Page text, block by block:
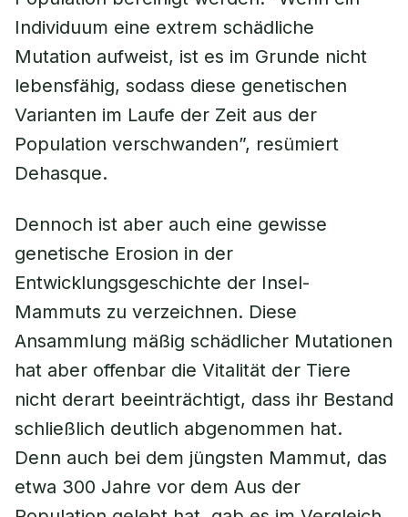
Individuum eine extrem schädliche
Mutation aufweist, ist es im Grunde nicht
lebensfähig, sodass diese genetischen
Varianten im Laufe der Zeit aus der
Population verschwanden”, resümiert
Dehasque.
Dennoch ist aber auch eine gewisse
genetische Erosion in der
Entwicklungsgeschichte der Insel-
Mammuts zu verzeichnen. Diese
Ansammlung mäßig schädlicher Mutationen
hat aber offenbar die Vitalität der Tiere
nicht derart beeinträchtigt, dass ihr Bestand
schließlich deutlich abgenommen hat.
Denn auch bei dem jüngsten Mammut, das
etwa 300 Jahre vor dem Aus der